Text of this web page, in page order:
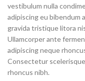
vestibulum nulla
adipiscing eu bibendum
gravida tristique litora
Ullamcorper ante
adipiscing neque
Consectetur
rhoncus nibh.